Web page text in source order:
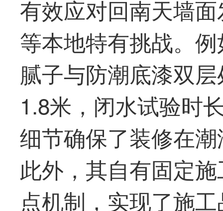
有效应对回南天墙
等本地特有挑战。
腻子与防潮底漆双
1.8米，闭水试验时
细节确保了装修在
此外，其自有固定
点机制，实现了施